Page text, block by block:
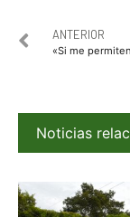
ANTERIOR
Noticias